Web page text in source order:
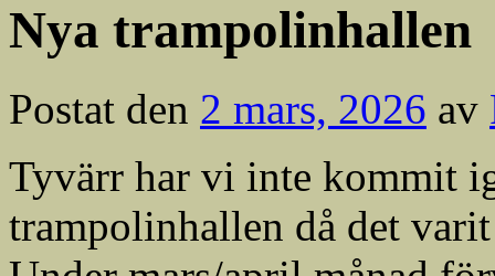
Nya trampolinhallen
Postat den 2 mars, 2026 av
Tyvärr har vi inte kommit
trampolinhallen då det